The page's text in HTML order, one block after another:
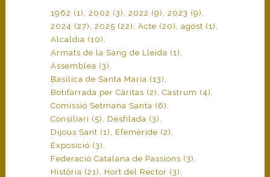
1962 (1) 2002 (3) 2022 (9) 2023 (9)
2024 (27) 2025 (22) Acte (20) agost (1)
Alcaldia (10)
Armats de la Sang de Lleida (1)
Assemblea (3)
Basílica de Santa Maria (13)
Botifarrada per Càritas (2) Castrum (4)
Comissió Setmana Santa (6)
Consiliari (5) Desfilada (3)
Dijous Sant (1) Efemèride (2)
Exposició (3)
Federació Catalana de Passions (3)
Història (21) Hort del Rector (3)